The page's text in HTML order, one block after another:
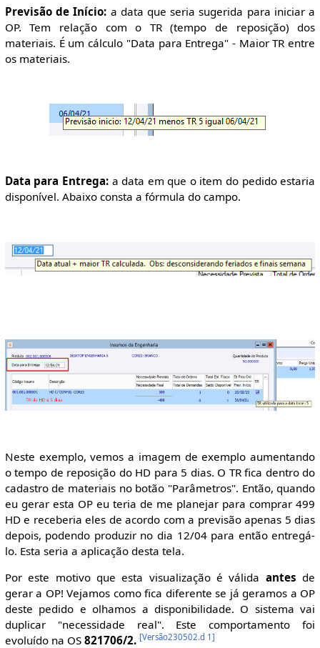
Previsão de Início: a data que seria sugerida para iniciar a
OP. Tem relação com o TR (tempo de reposição) dos
materiais. É um cálculo "Data para Entrega" - Maior TR entre
os materiais.
Data para Entrega:a data em que o item do pedido estaria
disponível. Abaixo consta a fórmula do campo.
Neste exemplo, vemos a imagem de exemplo aumentando
o tempo de reposição do HD para 5 dias. O TR fica dentro do
cadastro de materiais no botão "Parâmetros". Então, quando
eu gerar esta OP eu teria de me planejar para comprar 499
HD e receberia eles de acordo com a previsão apenas 5 dias
depois, podendo produzir no dia 12/04 para então entregá-
lo. Esta seria a aplicação desta tela.
Por este motivo que esta visualização é válida antes de
gerar a OP! Vejamos como fica diferente se já geramos a OP
deste pedido e olhamos a disponibilidade. O sistema vai
duplicar "necessidade real". Este comportamento foi
evoluído na OS 821706/2. [Versão230502.d 1 ]